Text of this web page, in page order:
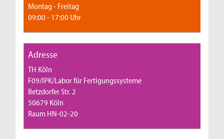
Montag - Freitag
09:00 - 17:00 Uhr
Adresse
TH Köln
F09/IPK/Labor für Fertigungssysteme
Betzdorfer Str. 2
50679 Köln
Raum HN-02-20